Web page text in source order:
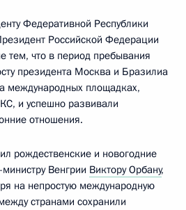
Федеративной Республики
Российской Федерации
тем, что в период пребывания
президента Москва и Бразилиа
международных площадках,
и успешно развивали
отношения.
рождественские и новогодние
Венгрии Виктору Орбану,
на непростую международную
странами сохранили